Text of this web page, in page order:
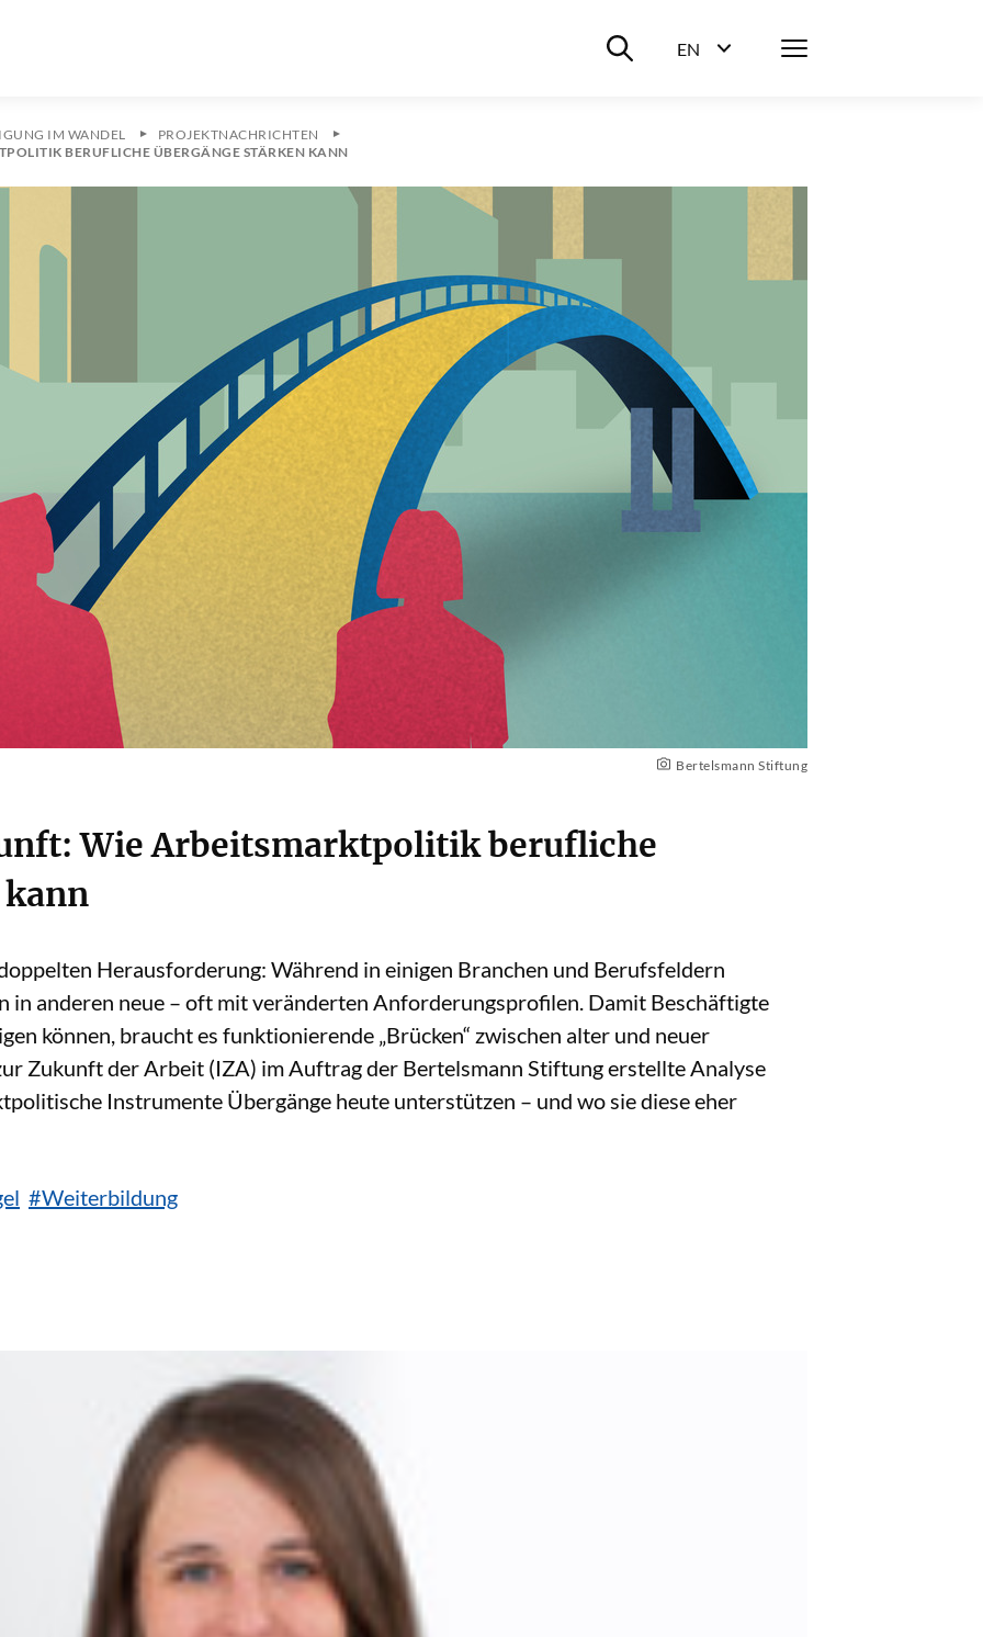
Suche ein-/ausblenden
EN
Menü
IM WANDEL
PROJEKTNACHRICHTEN
BERUFLICHE ÜBERGÄNGE STÄRKEN KANN
Bertelsmann Stiftung
Wie Arbeitsmarktpolitik berufliche
Herausforderung: Während in einigen Branchen und Berufsfeldern
in anderen neue – oft mit veränderten Anforderungsprofilen. Damit Beschäftigte
können, braucht es funktionierende „Brücken“ zwischen alter und neuer
Zukunft der Arbeit (IZA) im Auftrag der Bertelsmann Stiftung erstellte Analyse
Instrumente Übergänge heute unterstützen – und wo sie diese eher
#Weiterbildung